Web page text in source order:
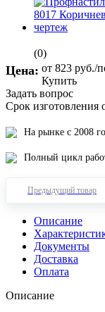
(0)
Цена: от 823 руб./
Купить
Задать вопрос
Срок изготовления
На рынке с 2008
Полный цикл
Предыдущий товар
Описание
Документы
Доставка
Оплата
Описание